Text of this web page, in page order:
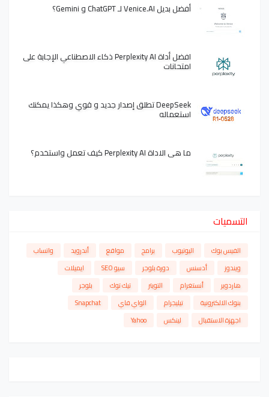
أفضل بديل Venice.AI لـ ChatGPT و Gemini؟
افضل أداة Perplexity AI ذكاء الاصطناعي الإجابة على
امتحانات
DeepSeek تطلق إصدار جديد و قوي وهكذا يمكنك
استعماله
ما هي الاداة Perplexity AI كيف تعمل واستخدم؟
التسميات
الفيس بوك اليوتيوب برامج مواقع أندرويد
واتساب
ويندوز
أدسنس دورة بلوجر سيو SEO
ايميلات
هاردوير
أنستغرام التويتر تيك توك
بلوجر
بنوك الالكترونية
تيليجرام الواي فاي
Snapchat
اجهزة الاستقبال
لينكس Yahoo